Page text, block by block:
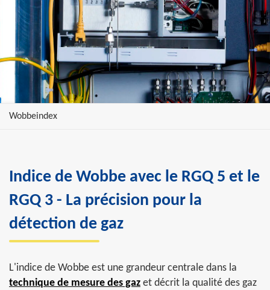
Wobbeindex
Indice de Wobbe avec le RGQ 5 et le
RGQ 3 - La précision pour la
détection de gaz
L'indice de Wobbe est une grandeur centrale dans la
technique de mesure des gaz et décrit la qualité des gaz